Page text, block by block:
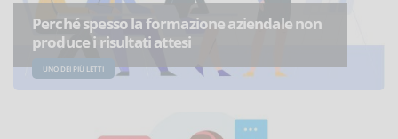
Perché spesso la formazione aziendale non
produce i risultati attesi
UNO DEI PIÙ LETTI